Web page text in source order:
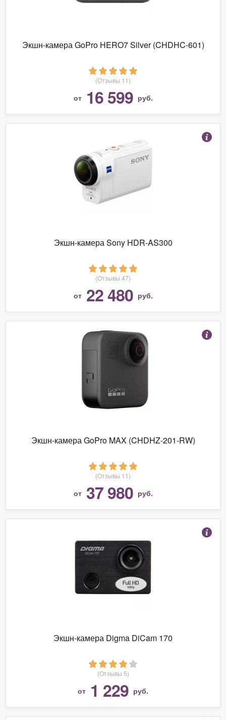
Экшн-камера GoPro HERO7 Silver (CHDHC-601)
(Отзывы 11)
от 16 599 руб.
Экшн-камера Sony HDR-AS300
(Отзывы 47)
от 22 480 руб.
Экшн-камера GoPro MAX (CHDHZ-201-RW)
(Отзывы 11)
от 37 980 руб.
Экшн-камера Digma DiCam 170
(Отзывы 5)
от 1 229 руб.